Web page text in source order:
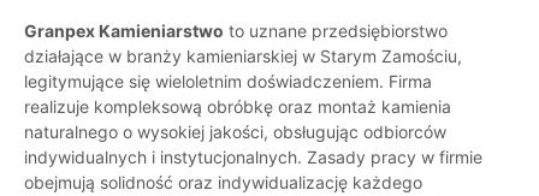
Granpex Kamieniarstwo to uznane przedsiębiorstwo
działające w branży kamieniarskiej w Starym Zamościu,
legitymujące się wieloletnim doświadczeniem. Firma
realizuje kompleksową obróbkę oraz montaż kamienia
naturalnego o wysokiej jakości, obsługując odbiorców
indywidualnych i instytucjonalnych. Zasady pracy w firmie
obejmują solidność oraz indywidualizację każdego